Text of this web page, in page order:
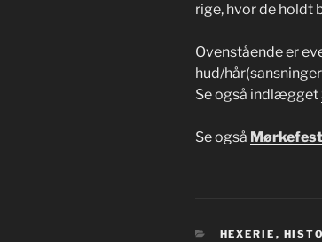
rige, hvor de holdt
Ovenstående er
hud/
Se også indlægget
Se også
KATEGORIER
HEXERIE ,